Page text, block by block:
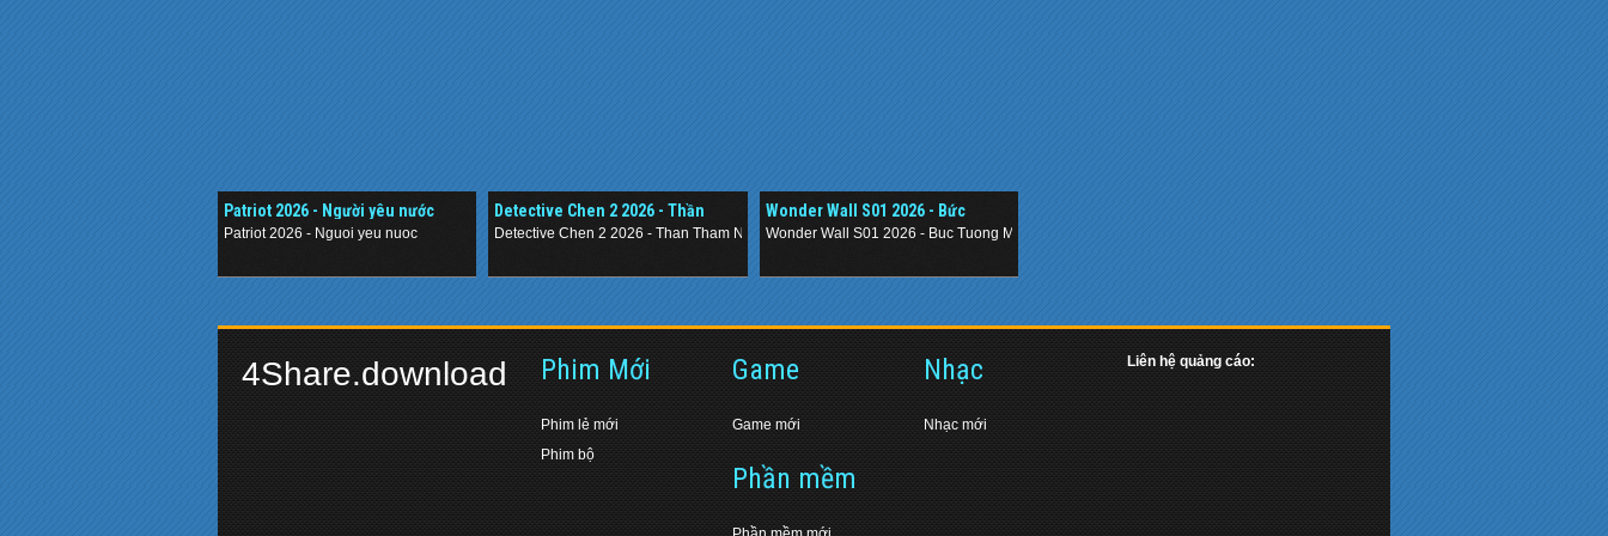
Patriot 2026 - Người yêu nước
Patriot 2026 - Nguoi yeu nuoc
Detective Chen 2 2026 - Thần
Thám Nằm Vùng 2
Detective Chen 2 2026 - Than Tham Nam Vung 2
Wonder Wall S01 2026 - Bức
Tường Mê Cung
Wonder Wall S01 2026 - Buc Tuong Me Cung
4Share.download Phim Mới
Phim lẻ mới
Phim bộ
Game
Game mới
Phần mềm
Nhạc
Nhạc mới
Liên hệ quảng cáo: